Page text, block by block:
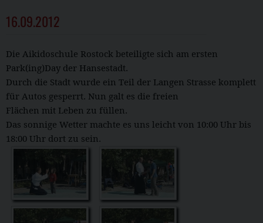
16.09.2012
Die Aikidoschule Rostock beteiligte sich am ersten
Park(ing)Day der Hansestadt.
Durch die Stadt wurde ein Teil der Langen Strasse komplett
für Autos gesperrt. Nun galt es die freien
Flächen mit Leben zu füllen.
Das sonnige Wetter machte es uns leicht von 10:00 Uhr bis
18:00 Uhr dort zu sein.